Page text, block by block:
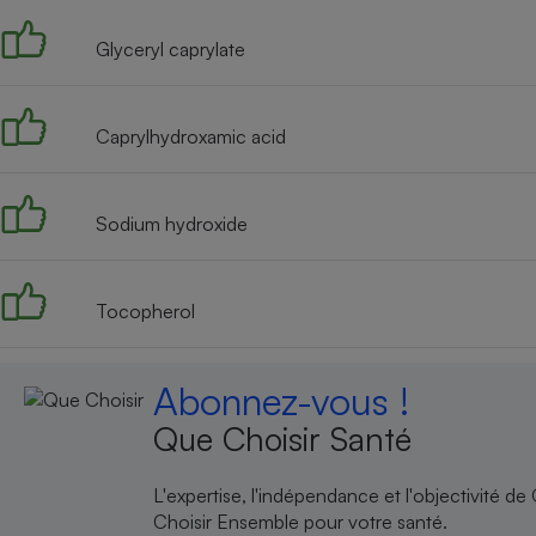
Glyceryl caprylate
Caprylhydroxamic acid
Sodium hydroxide
Tocopherol
Abonnez-vous !
Que Choisir Santé
L'expertise, l'indépendance et l'objectivité de
Choisir Ensemble pour votre santé.